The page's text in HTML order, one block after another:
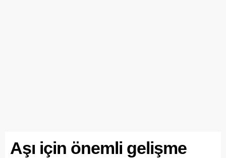
Aşı için önemli gelişme